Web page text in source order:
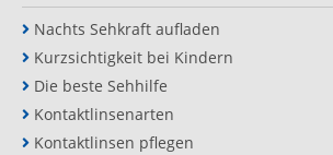
Nachts Sehkraft aufladen
Kurzsichtigkeit bei Kindern
Die beste Sehhilfe
Kontaktlinsenarten
Kontaktlinsen pflegen